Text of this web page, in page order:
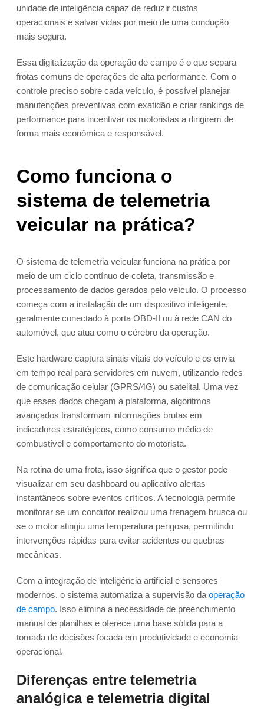
unidade de inteligência capaz de reduzir custos
operacionais e salvar vidas por meio de uma condução
mais segura.
Essa digitalização da operação de campo é o que separa
frotas comuns de operações de alta performance. Com o
controle preciso sobre cada veículo, é possível planejar
manutenções preventivas com exatidão e criar rankings de
performance para incentivar os motoristas a dirigirem de
forma mais econômica e responsável.
Como funciona o
sistema de telemetria
veicular na prática?
O sistema de telemetria veicular funciona na prática por
meio de um ciclo contínuo de coleta, transmissão e
processamento de dados gerados pelo veículo. O processo
começa com a instalação de um dispositivo inteligente,
geralmente conectado à porta OBD-II ou à rede CAN do
automóvel, que atua como o cérebro da operação.
Este hardware captura sinais vitais do veículo e os envia
em tempo real para servidores em nuvem, utilizando redes
de comunicação celular (GPRS/4G) ou satelital. Uma vez
que esses dados chegam à plataforma, algoritmos
avançados transformam informações brutas em
indicadores estratégicos, como consumo médio de
combustível e comportamento do motorista.
Na rotina de uma frota, isso significa que o gestor pode
visualizar em seu dashboard ou aplicativo alertas
instantâneos sobre eventos críticos. A tecnologia permite
monitorar se um condutor realizou uma frenagem brusca ou
se o motor atingiu uma temperatura perigosa, permitindo
intervenções rápidas para evitar acidentes ou quebras
mecânicas.
Com a integração de inteligência artificial e sensores
modernos, o sistema automatiza a supervisão da operação
de campo. Isso elimina a necessidade de preenchimento
manual de planilhas e oferece uma base sólida para a
tomada de decisões focada em produtividade e economia
operacional.
Diferenças entre telemetria
analógica e telemetria digital